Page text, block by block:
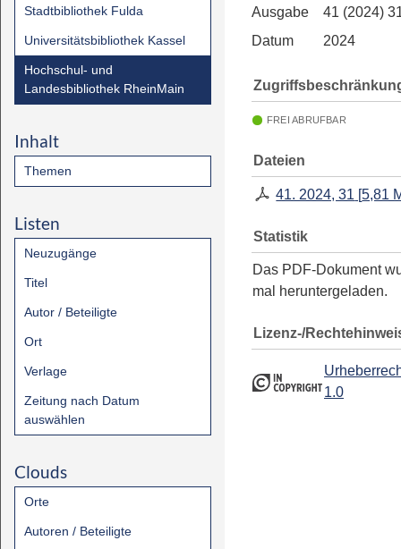
Stadtbibliothek Fulda
Universitätsbibliothek Kassel
Hochschul- und
Landesbibliothek RheinMain
Inhalt
Themen
Listen
Neuzugänge
Titel
Autor / Beteiligte
Ort
Verlage
Zeitung nach Datum
auswählen
Clouds
Orte
Autoren / Beteiligte
Ausgabe
41 (2024)
Datum
2024
FREI ABRUFBAR
Dateien
41. 2024, 31 [5,81
Statistik
Das PDF-Dokument
mal heruntergeladen.
Lizenz-/
1.0